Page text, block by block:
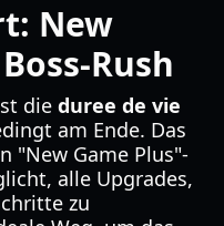
New
Rush
die duree de vie
am Ende. Das
"New Game Plus"-
alle Upgrades,
zu